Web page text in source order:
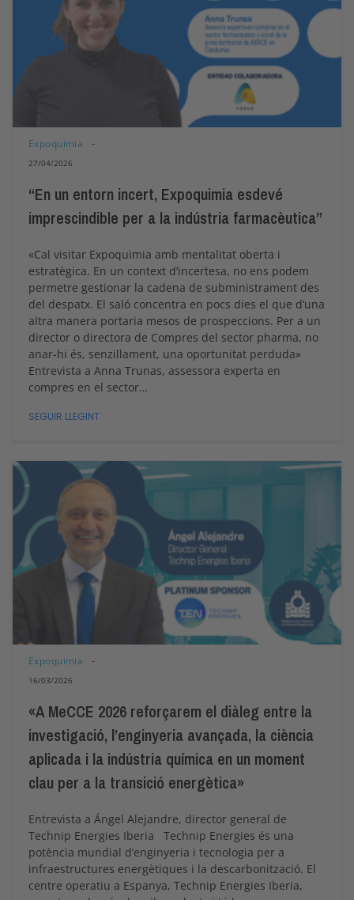
Expoquimia
27/04/2026
“En un entorn incert, Expoquimia esdevé
imprescindible per a la indústria farmacèutica”
«Cal visitar Expoquimia amb mentalitat oberta i
estratègica. En un context d’incertesa, no ens podem
permetre gestionar la cadena de subministrament des
del despatx. El saló concentra en pocs dies el que d’una
altra manera portaria mesos de prospeccions. Per a un
director o directora de Compres del sector pharma, no
anar-hi és, senzillament, una oportunitat perduda»
Entrevista a Anna Trunas, assessora experta en
compres en el sector…
SEGUIR LLEGINT
Expoquimia
16/03/2026
«A MeCCE 2026 reforçarem el diàleg entre la
investigació, l’enginyeria avançada, la ciència
aplicada i la indústria química en un moment
clau per a la transició energètica»
Entrevista a Ángel Alejandre, director general de
Technip Energies Iberia Technip Energies és una
potència mundial d’enginyeria i tecnologia per a
infraestructures energètiques i la descarbonització. El
centre operatiu a Espanya, Technip Energies Iberia,